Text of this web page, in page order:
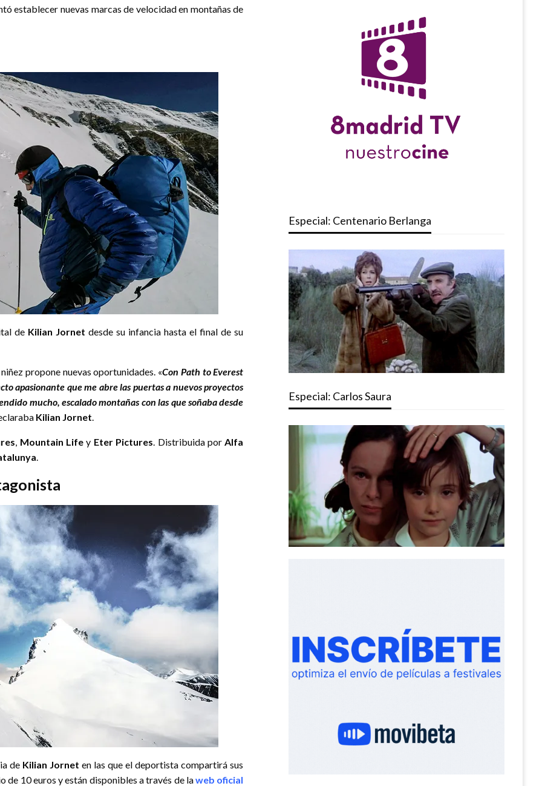
establecer nuevas marcas de velocidad en montañas de
de Kilian Jornet desde su infancia hasta el final de su
propone nuevas oportunidades. «Con Path to Everest
apasionante que me abre las puertas a nuevos proyectos
mucho, escalado montañas con las que soñaba desde
Kilian Jornet.
, Mountain Life y Eter Pictures. Distribuida porAlfa
.
de Kilian Jornet en las que el deportista compartirá sus
de 10 euros y están disponibles a través de laweb oficial
Especial: Centenario Berlanga
Especial: Carlos Saura